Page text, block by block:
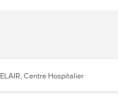
Centre Hospitalier